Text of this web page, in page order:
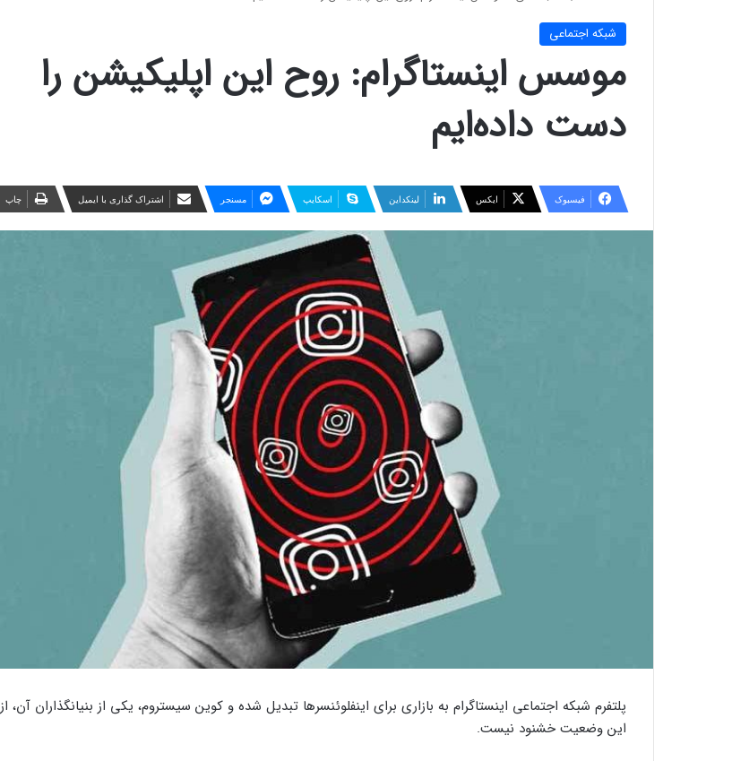
شبكه اجتماعی
موسس اینستاگرام: روح این اپلیکیشن را
دست داده‌ایم
فیسبوک ایکس لینکداین اسکایپ مسنجر اشتراک گذاری با ایمیل چاپ
پلتفرم شبکه اجتماعی اینستاگرام به بازاری برای اینفلوئنسرها تبدیل شده و کوین سیستروم، یکی از بنیانگذاران آن، از
این وضعیت خشنود نیست.